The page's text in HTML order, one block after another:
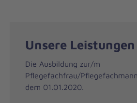
Unsere Leistungen
Die Ausbildung zur/m
Pflegefachfrau/
dem 01.01.2020.